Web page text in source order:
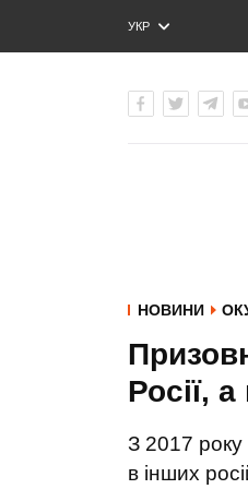
УКР
ENG
НОВИНИ
Росії,
З 2017 року
в інших